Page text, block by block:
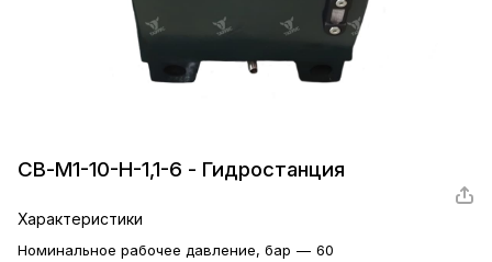
СВ-М1-10-Н-1,1-6 - Гидростанция
Характеристики
Номинальное рабочее давление, бар — 60